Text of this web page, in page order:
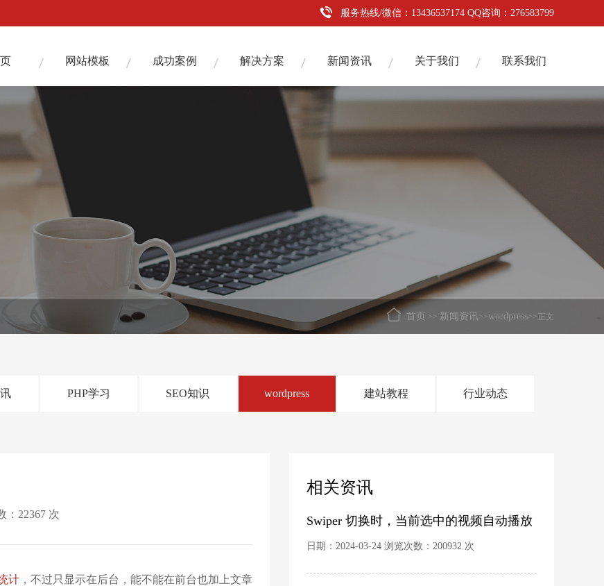
服务热线/微信：13436537174 QQ咨询：276583799
网站模板 成功案例 解决方案 新闻资讯 关于我们 联系我们
首页 >> 新闻资讯>>wordpress>>正文
PHP学习 SEO知识 wordpress 建站教程 行业动态
22367 次
计 ，不过只显示在后台，能不能在前台也加上文章
相关资讯
Swiper 切换时，当前选中的视频自动播放
日期：2024-03-24 浏览次数：200932 次